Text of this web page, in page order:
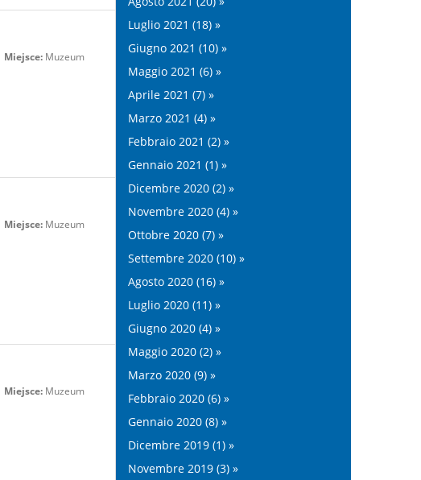
Miejsce:Muzeum
Miejsce:Muzeum
Miejsce:Muzeum
Luglio 2021 (18) »
Giugno 2021 (10) »
Maggio 2021 (6) »
Aprile 2021 (7) »
Marzo 2021 (4) »
Febbraio 2021 (2) »
Gennaio 2021 (1) »
Dicembre 2020 (2) »
Novembre 2020 (4) »
Ottobre 2020 (7) »
Settembre 2020 (10) »
Agosto 2020 (16) »
Luglio 2020 (11) »
Giugno 2020 (4) »
Maggio 2020 (2) »
Marzo 2020 (9) »
Febbraio 2020 (6) »
Gennaio 2020 (8) »
Dicembre 2019 (1) »
Novembre 2019 (3) »